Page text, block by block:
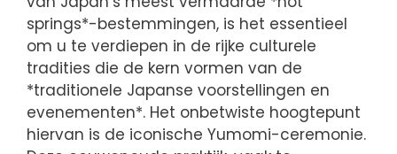
springs*-bestemmingen, is het essentieel
om u te verdiepen in de rijke culturele
tradities die de kern vormen van de
*traditionele Japanse voorstellingen en
evenementen*. Het onbetwiste hoogtepunt
hiervan is de iconische Yumomi-ceremonie.